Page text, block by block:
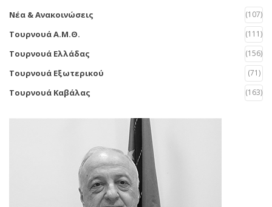
Νέα & Ανακοινώσεις (107)
Τουρνουά Α.Μ.Θ. (111)
Τουρνουά Ελλάδας (156)
Τουρνουά Εξωτερικού (71)
Τουρνουά Καβάλας (163)